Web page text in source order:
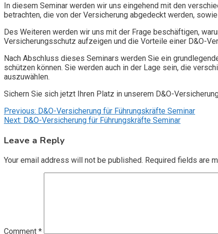
In diesem Seminar werden wir uns eingehend mit den
betrachten, die von der Versicherung abgedeckt werden,
Des Weiteren werden wir uns mit der Frage beschäftigen,
Versicherungsschutz aufzeigen und die Vorteile einer D&O-
Nach Abschluss dieses Seminars werden Sie ein
schützen können. Sie werden auch in der Lage sein, die
auszuwählen.
Sichern Sie sich jetzt Ihren Platz in unserem D&O-
Post
navigation
Previous: D&O-Versicherung für Führungskräfte Seminar
Next: D&O-Versicherung für Führungskräfte Seminar
Leave a Reply
Your email address will not be published. Required fields are
Comment *